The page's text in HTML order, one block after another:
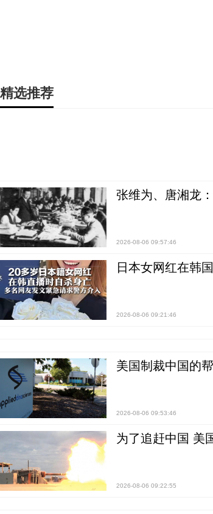
精选推荐
张维为、唐湘龙
2026-08-06 09:57:46
日本女网红在韩
2026-08-06 09:21:46
美国制裁中国的
2026-08-06 09:53:46
为了追赶中国 美
2026-08-06 09:22:55